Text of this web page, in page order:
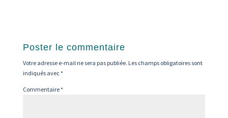
Poster le commentaire
Votre adresse e-mail ne sera pas publiée. Les champs obligatoires sont
indiqués avec*
Commentaire*